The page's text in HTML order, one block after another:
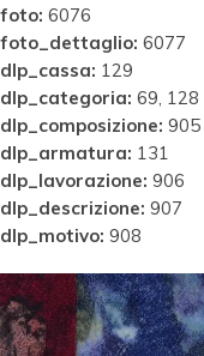
foto: 6076
foto_dettaglio: 6077
dlp_cassa: 129
dlp_categoria: 69, 128
dlp_composizione: 905
dlp_armatura: 131
dlp_lavorazione: 906
dlp_descrizione: 907
dlp_motivo: 908